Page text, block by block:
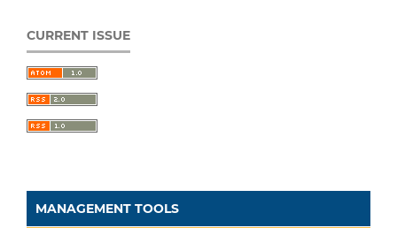
CURRENT ISSUE
MANAGEMENT TOOLS